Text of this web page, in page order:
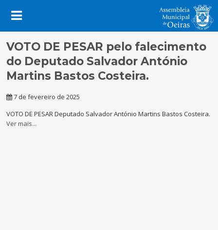
VOTO DE PESAR pelo falecimento
do Deputado Salvador António
Martins Bastos Costeira.
7 de fevereiro de 2025
​VOTO DE PESAR Deputado Salvador António Martins Bastos Costeira.
Ver mais...